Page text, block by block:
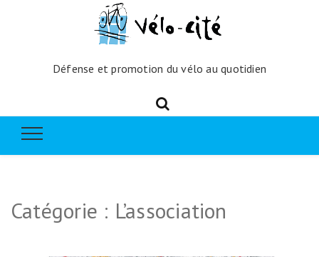
Défense et promotion du vélo au quotidien
Catégorie : L’association